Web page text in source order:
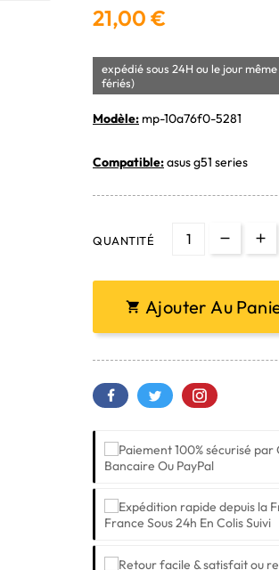
21,00 €
expédié sous 24H ou le jour
fériés)
Modèle: mp-10a76f0-5281
Compatible:asus g51 series
QUANTITÉ
 Ajouter Au
Bancaire Ou PayPal
France Sous 24h En Colis Suivi